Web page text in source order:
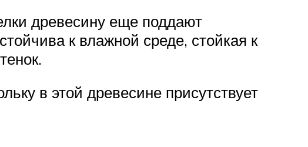
древесину еще поддают
к влажной среде, стойкая к
в этой древесине присутствует